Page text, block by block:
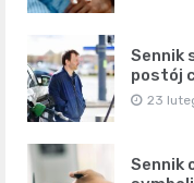
Sennik
postój
23
Sennik